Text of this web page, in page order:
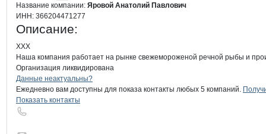
Название компании: Яровой Анатолий Павлович
ИНН: 366204471277
Описание:
ХХХ
Наша компания работает на рынке свежемороженой речной рыбы и
Организация ликвидирована
Контактыкомпании
+7(800)000-00-..
Данные неактуальны?
Ежедневно вам доступны для показа контакты любых 5 компаний.
Показать контакты